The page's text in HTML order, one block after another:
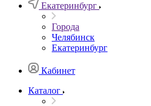
Екатеринбург
Города
Челябинск
Екатеринбург
Кабинет
Каталог